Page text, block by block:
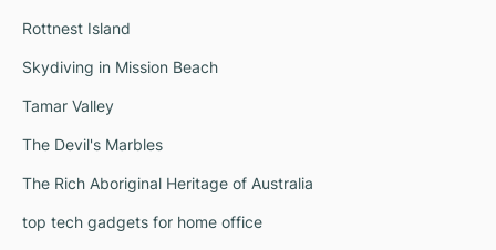
Rottnest Island
Skydiving in Mission Beach
Tamar Valley
The Devil's Marbles
The Rich Aboriginal Heritage of Australia
top tech gadgets for home office